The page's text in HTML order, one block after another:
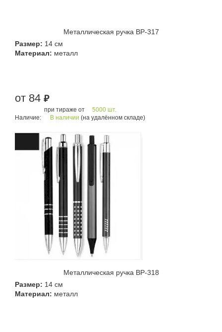
Металлическая ручка BP-317
Размер: 14 см
Материал: металл
от 84 руб.
при тираже от
5000 шт.
Наличие:
В наличии (на удалённом складе)
Металлическая ручка BP-318
Размер: 14 см
Материал: металл